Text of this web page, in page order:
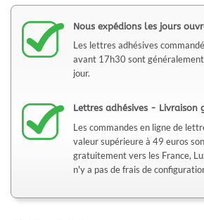
Nous expédions les jours
Les lettres adhésives
avant 17h30 sont
jour.
Lettres adhésives - Livraison
Les commandes en ligne de
valeur supérieure à 49 euros
gratuitement vers les France,
n'y a pas de frais de